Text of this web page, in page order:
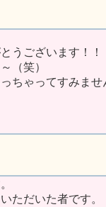
うございます！！
（笑）
ちゃってすみま
ただいた者です。